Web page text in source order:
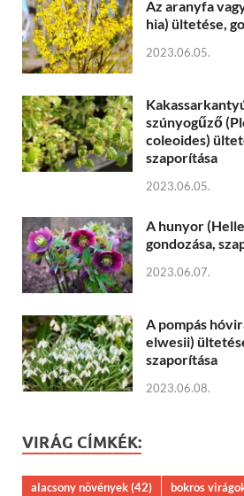
Az aranyfa
hia) ültetése,
2023.06.05.
szúnyogűző
coleoides)
szaporítása
2023.06.05.
A hunyor
gondozása,
2023.06.07.
A pompás
elwesii)
szaporítása
2023.06.08.
VIRÁG CÍMKÉK:
alacsony növények(42) bokros